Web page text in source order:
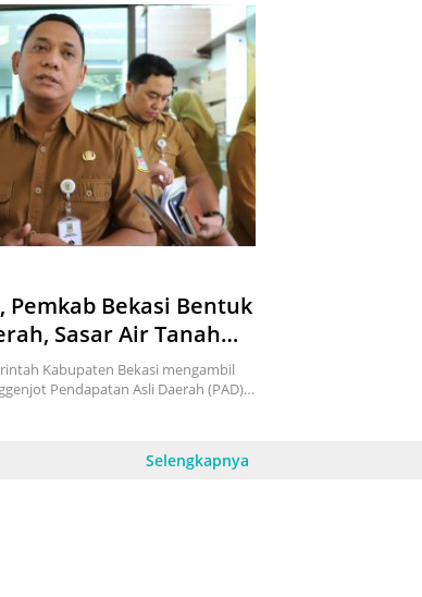
Pemkab Bekasi Bentuk
Sasar Air Tanah
Kabupaten Bekasi mengambil
Pendapatan Asli Daerah (PAD)…
Selengkapnya